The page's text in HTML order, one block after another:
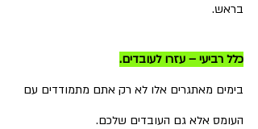
בראש.
כלל רביעי – עזרו לעובדים.
בימים מאתגרים אלו לא רק אתם מתמודדים עם
העומס אלא גם העובדים שלכם.